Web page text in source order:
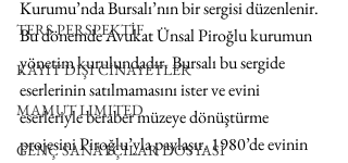
TERS PERSPEKTİF
KAYIT DIŞI CİNAYETLER
MAMUT LIMITED
GENÇ SANATÇILAR DOSYASI
Kurumu’nda Bursalı’nın bir sergisi düzenlenir.
Bu dönemde Avukat Ünsal Piroğlu kurumun
yönetim kurulundadır. Bursalı bu sergide
eserlerinin satılmamasını ister ve evini
eserleriyle beraber müzeye dönüştürme
projesini Piroğlu’yla paylaşır. 1980’de evinin